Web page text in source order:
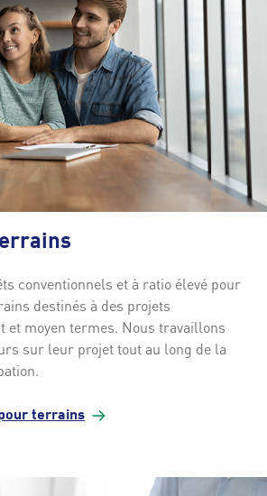
conventionnels et à ratio élevé pour
destinés à des projets
et moyen termes. Nous travaillons
sur leur projet tout au long de la
terrains